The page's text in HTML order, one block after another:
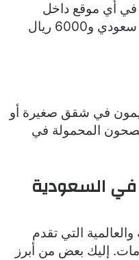
في أي موقع داخل
المطبخ. تتفاوت أسعار هذه الأنواع في السعودية بين 1500 ريال سعودي و6000 ريال
في شقق صغيرة أو
المحمولة في
في السعودية
التي تقدم
إليك بعض من أبرز